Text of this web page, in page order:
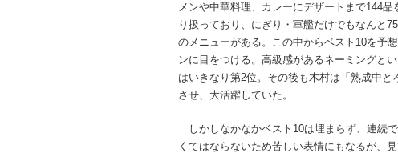
メンや中華料理、カレーにデザートまで144品
り扱っており、にぎり・軍艦だけでもなんと
のメニューがある。この中からベスト10を予
ンに目をつける。高級感があるネーミングと
はいきなり第2位。その後も木村は「熟成中
させ、大活躍していた。
しかしなかなかベスト10は埋まらず、連続
くてはならないため苦しい表情にもなるが